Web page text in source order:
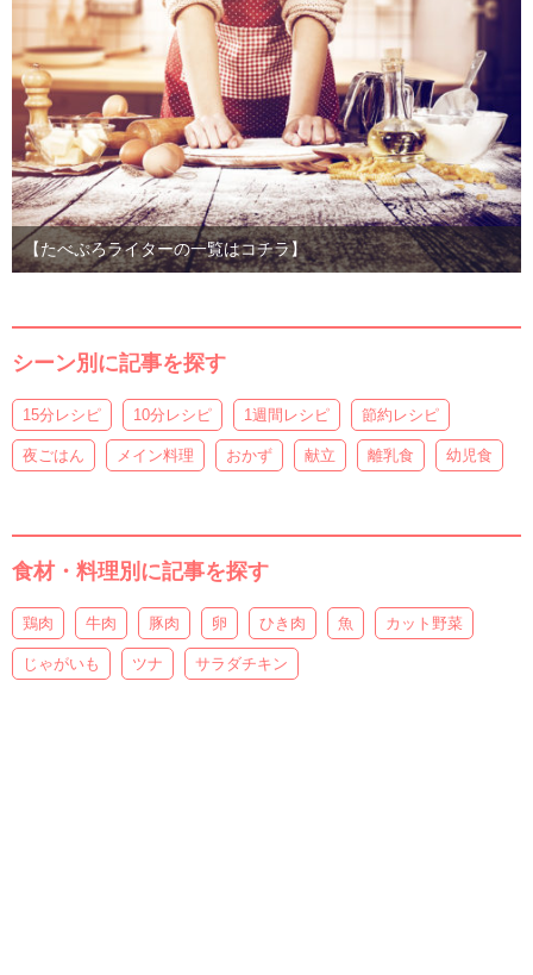
【たべぷろライターの一覧はコチラ】
シーン別に記事を探す
15分レシピ 10分レシピ 1週間レシピ 節約レシピ
夜ごはん メイン料理 おかず 献立 離乳食 幼児食
食材・料理別に記事を探す
鶏肉 牛肉 豚肉 卵 ひき肉 魚 カット野菜
じゃがいも ツナ サラダチキン